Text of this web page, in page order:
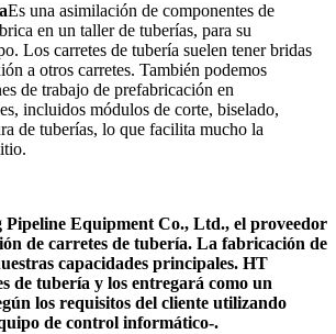
Es una asimilación de componentes de
en un taller de tuberías, para su
Los carretes de tubería suelen tener bridas
a otros carretes. También podemos
de trabajo de prefabricación en
incluidos módulos de corte, biselado,
de tuberías, lo que facilita mucho la
Pipeline Equipment Co., Ltd., el proveedor
de carretes de tubería. La fabricación de
capacidades principales. HT
de tubería y los entregará como un
los requisitos del cliente utilizando
de control informático-.